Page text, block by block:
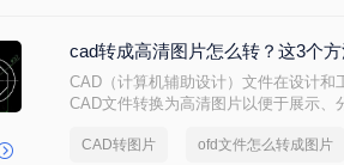
cad转成高清图片怎么转？这3个方
CAD（计算机辅助设计）文件在设计
CAD文件转换为高清图片以便于展示
CAD转图片 ofd文件怎么转成图片